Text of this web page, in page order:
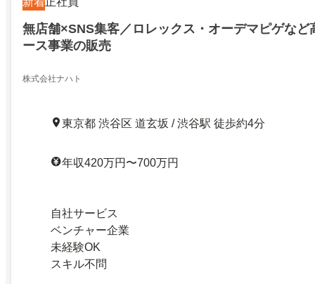
無店舗×SNS集客／ロレックス・オーデマピゲなど
ース事業の販売
株式会社ナハト
東京都 渋谷区 道玄坂 / 渋谷駅 徒歩約4分
年収420万円〜700万円
自社サービス
ベンチャー企業
未経験OK
スキル不問